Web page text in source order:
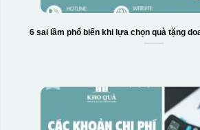
6 sai lầm phổ biến khi lựa chọn quà tặng